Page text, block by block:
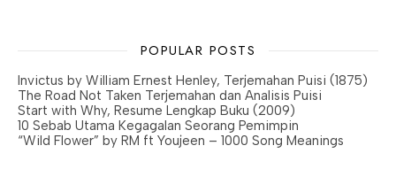
POPULAR POSTS
Invictus by William Ernest Henley, Terjemahan Puisi (1875)
The Road Not Taken Terjemahan dan Analisis Puisi
Start with Why, Resume Lengkap Buku (2009)
10 Sebab Utama Kegagalan Seorang Pemimpin
“Wild Flower” by RM ft Youjeen – 1000 Song Meanings